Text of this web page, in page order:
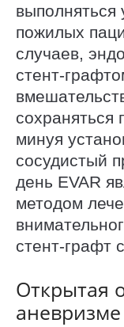
выполняться
пожилых
случаев,
стент-
сохраняться
минуя
сосудистый
день EVAR
методом
стент-графт
Открытая